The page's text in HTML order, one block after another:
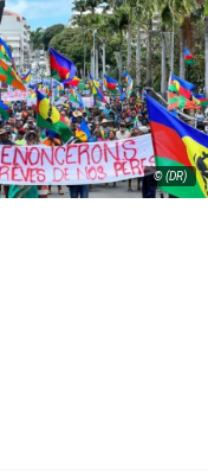
© (DR)